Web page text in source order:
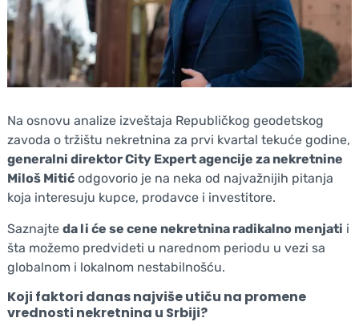
Na osnovu analize izveštaja Republičkog geodetskog
zavoda o tržištu nekretnina za prvi kvartal tekuće godine,
generalni direktor City Expert agencije za nekretnine
Miloš Mitićodgovorio je na neka od najvažnijih pitanja
koja interesuju kupce, prodavce i investitore.
Saznajte da li će se cene nekretnina radikalno menjati i
šta možemo predvideti u narednom periodu u vezi sa
globalnom i lokalnom nestabilnošću.
Koji faktori danas najviše utiču na promene
vrednosti nekretnina u Srbiji?